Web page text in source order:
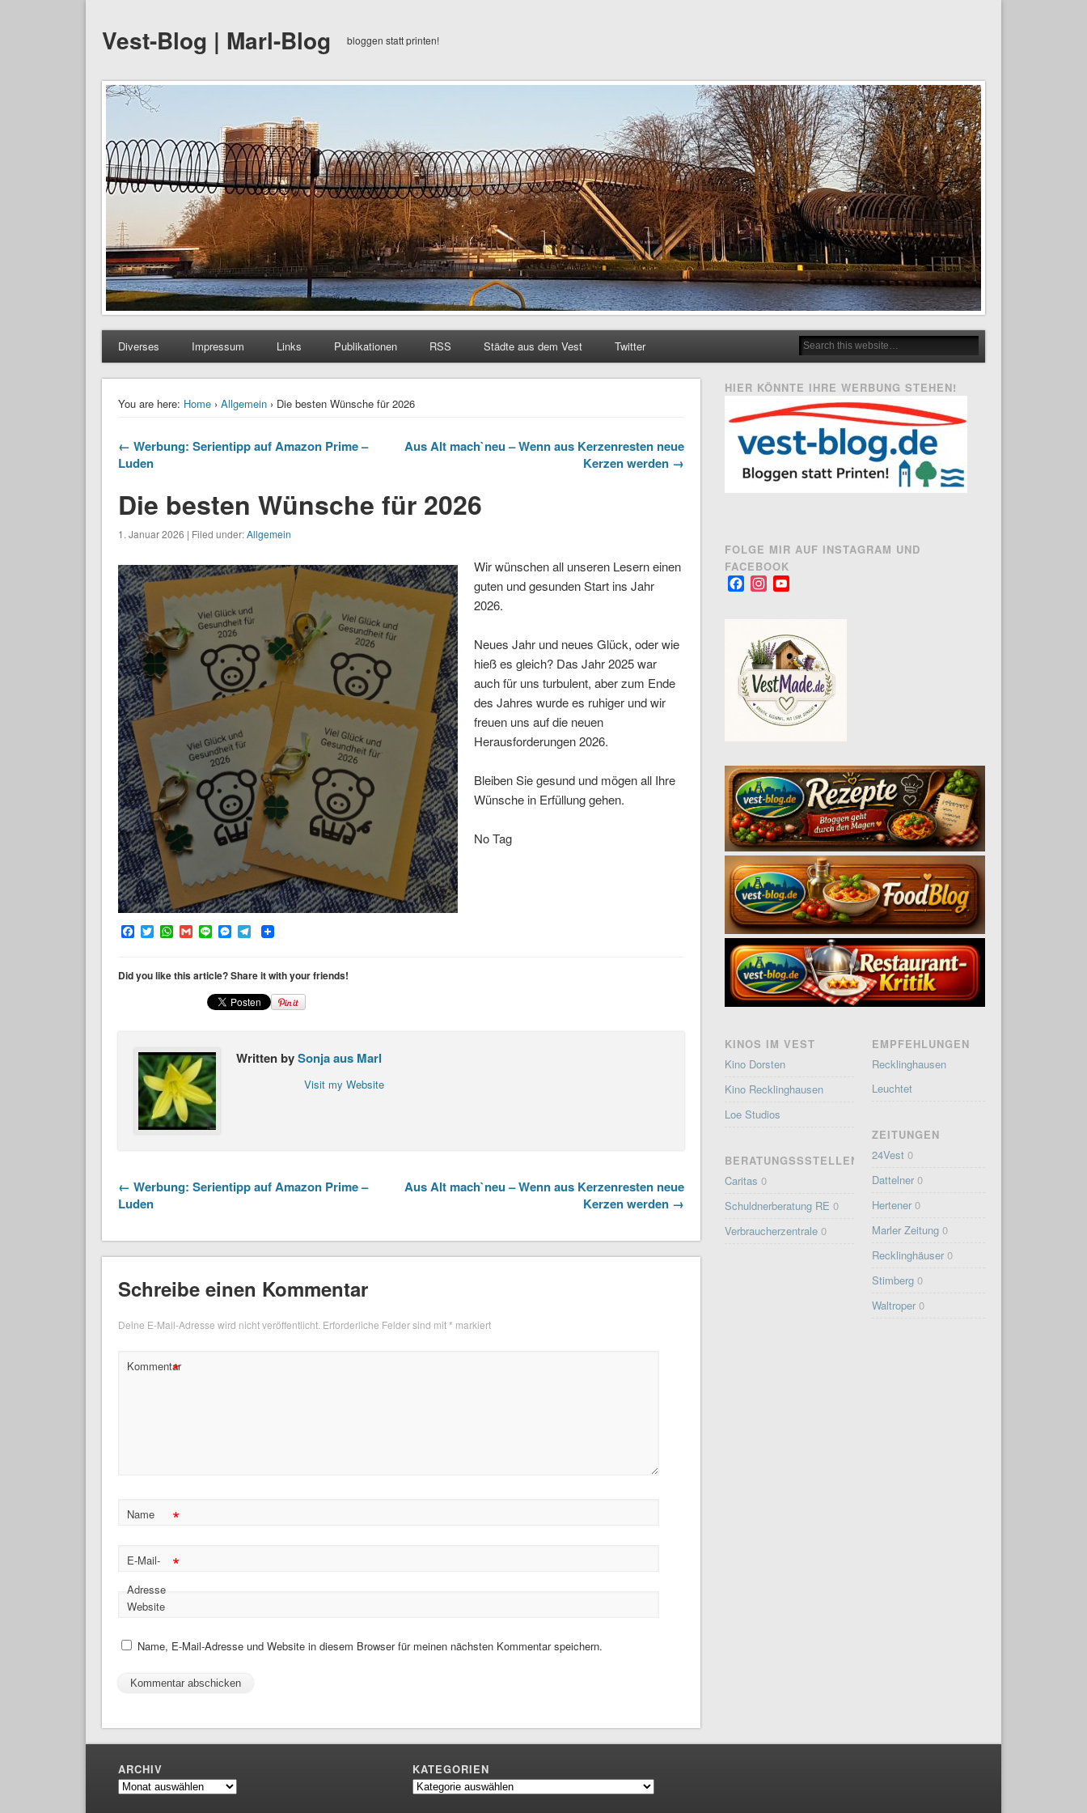
Vest-Blog | Marl-Blog bloggen statt printen!
Diverses Impressum Links Publikationen RSS Städte aus dem Vest Twitter
You are here: Home› Allgemein› Die besten Wünsche für 2026
← Werbung: Serientipp auf Amazon Prime –
Luden
Aus Alt mach`neu – Wenn aus Kerzenresten neue
Kerzen werden →
Die besten Wünsche für 2026
1. Januar 2026 | Filed under:Allgemein
Wir wünschen all unseren Lesern einen
guten und gesunden Start ins Jahr
2026.
Neues Jahr und neues Glück, oder wie
hieß es gleich? Das Jahr 2025 war
auch für uns turbulent, aber zum Ende
des Jahres wurde es ruhiger und wir
freuen uns auf die neuen
Herausforderungen 2026.
Bleiben Sie gesund und mögen all Ihre
Wünsche in Erfüllung gehen.
No Tag
Facebook
TwitterWhatsApp
Gmail
LineMessenger
Telegram
Did you like this article? Share it with your friends!
Written bySonja aus Marl
Visit my Website
← Werbung: Serientipp auf Amazon Prime –
Luden
Aus Alt mach`neu – Wenn aus Kerzenresten neue
Kerzen werden →
Schreibe einen Kommentar
Deine E-Mail-Adresse wird nicht veröffentlicht. Erforderliche Felder sind mit* markiert
Kommentar
*
Name *
E-Mail-
Adresse
*
Website
Name, E-Mail-Adresse und Website in diesem Browser für meinen nächsten Kommentar speichern.
HIER KÖNNTE IHRE WERBUNG STEHEN!
FOLGE MIR AUF INSTAGRAM UND
FACEBOOK
FacebookInstagram
KINOS IM VEST
Kino Dorsten
Kino Recklinghausen
Loe Studios
BERATUNGSSSTELLEN
Caritas 0
Schuldnerberatung RE 0
Verbraucherzentrale 0
EMPFEHLUNGEN
Recklinghausen
Leuchtet
ZEITUNGEN
24Vest 0
Dattelner 0
Hertener 0
Marler Zeitung 0
Recklinghäuser 0
Stimberg 0
Waltroper 0
ARCHIV
Archiv
KATEGORIEN
Kategorien